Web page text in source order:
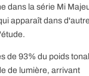
dans la série Mi
apparaît dans
de 93% du poids
de lumière, arrivant